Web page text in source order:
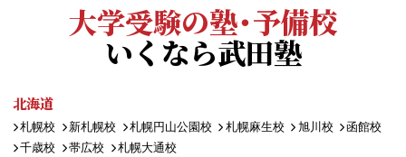
大学受験の塾・予備校
いくなら武田塾
北海道
札幌校 新札幌校 札幌円山公園校 札幌麻生校 旭川校
函館校
千歳校
帯広校 札幌大通校